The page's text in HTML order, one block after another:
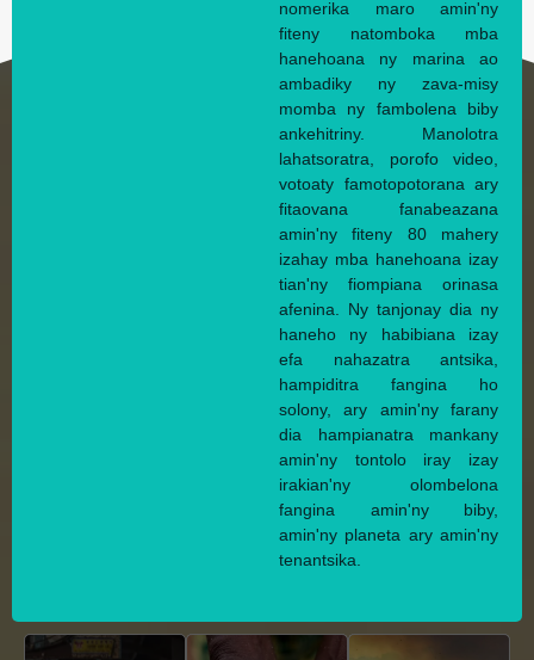
nomerika maro amin'ny
fiteny natomboka mba
hanehoana ny marina ao
ambadiky ny zava-misy
momba ny fambolena biby
ankehitriny. Manolotra
lahatsoratra, porofo video,
votoaty famotopotorana ary
fitaovana fanabeazana
amin'ny fiteny 80 mahery
izahay mba hanehoana izay
tian'ny fiompiana orinasa
afenina. Ny tanjonay dia ny
haneho ny habibiana izay
efa nahazatra antsika,
hampiditra fangina ho
solony, ary amin'ny farany
dia hampianatra mankany
amin'ny tontolo iray izay
irakian'ny olombelona
fangina amin'ny biby,
amin'ny planeta ary amin'ny
tenantsika.